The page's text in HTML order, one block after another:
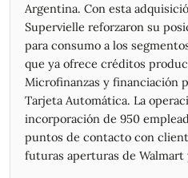
04/05/2026
2.465,00 2.467,00
30/04/2026
2.565,00 2.585,00
29/04/2026
2.682,50 2.690,00
28/04/2026
2.680,00 2.710,00
27/04/2026
2.740,00 2.740,00
24/04/2026
2.600,00 2.760,00
23/04/2026
2.770,00 2.820,00
21/04/2026
Argentina. Con esta
Supervielle reforzaron su
para consumo a los
que ya ofrece créditos
Microfinanzas y financiación
Tarjeta Automática. La
incorporación de 950
puntos de contacto con
futuras aperturas de Walmart